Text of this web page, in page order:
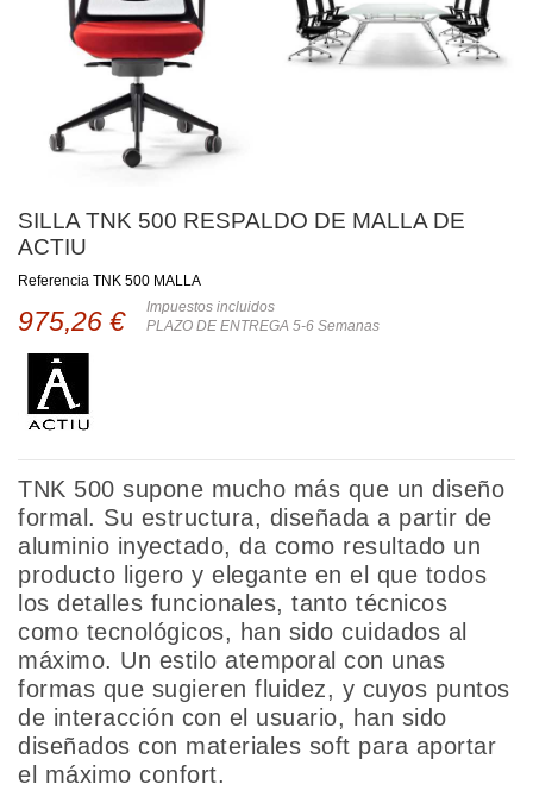
SILLA TNK 500 RESPALDO DE MALLA DE
ACTIU
Referencia TNK 500 MALLA
975,26 €
Impuestos incluidos
PLAZO DE ENTREGA 5-6 Semanas
TNK 500 supone mucho más que un diseño
formal. Su estructura, diseñada a partir de
aluminio inyectado, da como resultado un
producto ligero y elegante en el que todos
los detalles funcionales, tanto técnicos
como tecnológicos, han sido cuidados al
máximo. Un estilo atemporal con unas
formas que sugieren fluidez, y cuyos puntos
de interacción con el usuario, han sido
diseñados con materiales soft para aportar
el máximo confort.